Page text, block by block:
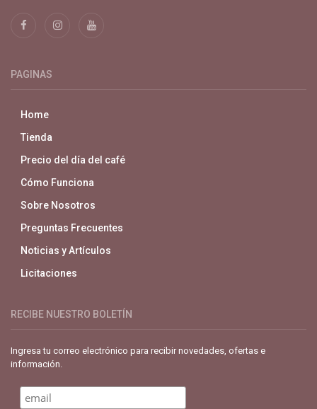
PAGINAS
Home
Tienda
Precio del día del café
Cómo Funciona
Sobre Nosotros
Preguntas Frecuentes
Noticias y Artículos
Licitaciones
RECIBE NUESTRO BOLETÍN
Ingresa tu correo electrónico para recibir novedades, ofertas e
información.